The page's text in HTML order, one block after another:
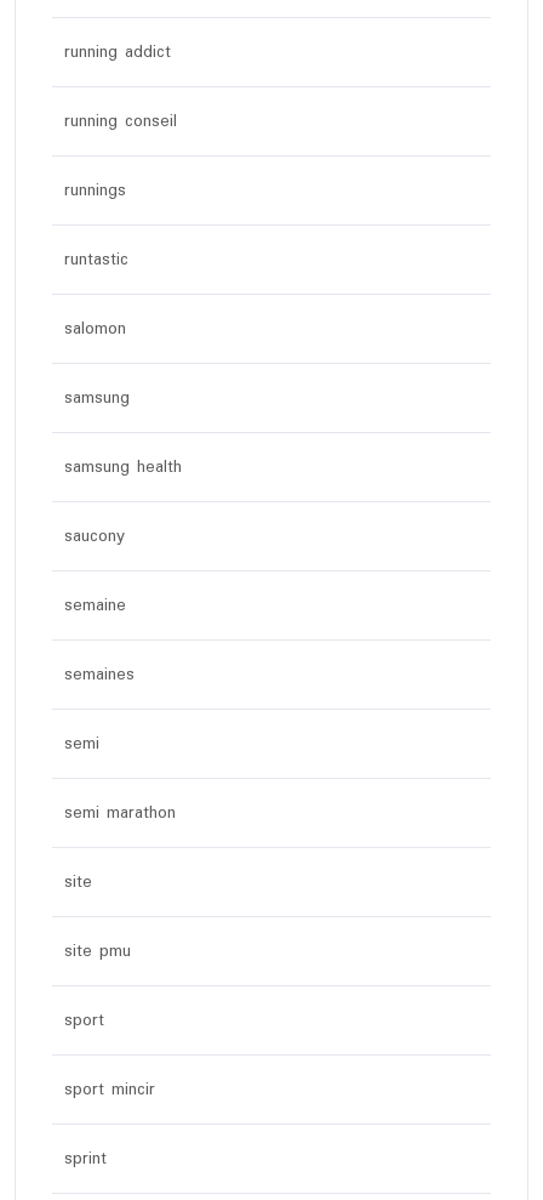
running addict
running conseil
runnings
runtastic
salomon
samsung
samsung health
saucony
semaine
semaines
semi
semi marathon
site
site pmu
sport
sport mincir
sprint